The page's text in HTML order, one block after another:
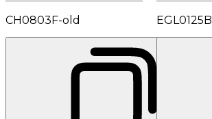
CH0803F-old EGL0125B